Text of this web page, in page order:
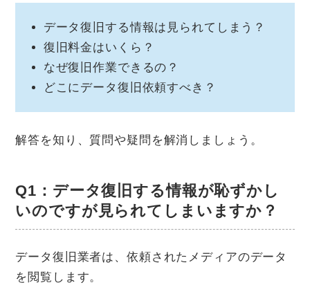
データ復旧する情報は見られてしまう？
復旧料金はいくら？
なぜ復旧作業できるの？
どこにデータ復旧依頼すべき？
解答を知り、質問や疑問を解消しましょう。
Q1：データ復旧する情報が恥ずかし
いのですが見られてしまいますか？
データ復旧業者は、依頼されたメディアのデータ
を閲覧します。